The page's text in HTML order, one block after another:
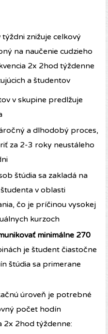
znižuje celkový
na naučenie cudzieho
2x 2hod týždenne
a študentov
v skupine predlžuje
a dlhodobý proces,
za 2-3 roky neustáleho
štúdia sa zakladá na
v oblasti
čo je príčinou vysokej
kurzoch
minimálne 270
je študent čiastočne
štúdia sa primerane
úroveň je potrebné
počet hodín
2x 2hod týždenne: